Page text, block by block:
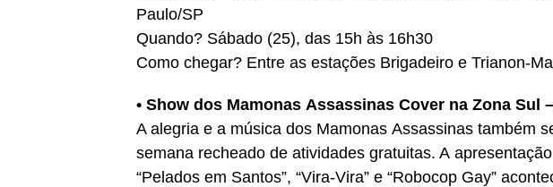
Paulo/SP
Quando? Sábado (25), das 15h às 16h30
Como chegar? Entre as estações Brigadeiro e Trianon-
• Show dos Mamonas Assassinas Cover na Zona Sul
A alegria e a música dos Mamonas Assassinas também
semana recheado de atividades gratuitas. A
“Pelados em Santos”, “Vira-Vira” e “Robocop Gay”